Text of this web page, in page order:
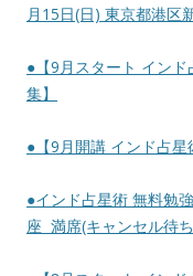
月15日(日) 東京都港区
●【9月スタート イン
集】
●【9月開講 インド占星
●インド占星術 無料勉
座 満席(キャンセル待